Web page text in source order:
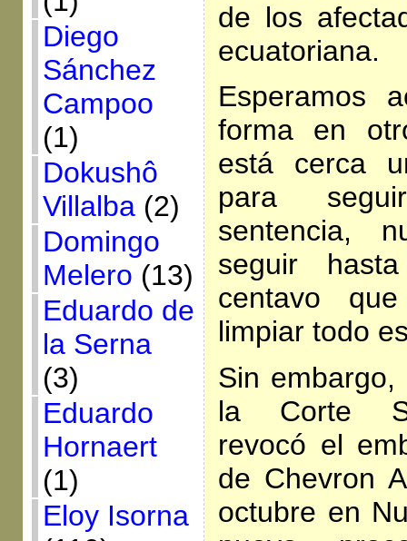
Diego
Sánchez
Campoo
(1)
Dokushô
Villalba(2)
Domingo
Melero (13)
Eduardo de
la Serna
(3)
Eduardo
Hornaert
(1)
Eloy Isorna
de los
ecuatoriana.
Esperamos
forma en
está cerca
para
sentencia,
seguir
centavo
limpiar todo
Sin
la Corte
revocó el
de Chevron
octubre en